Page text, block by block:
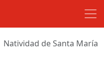
Natividad de Santa María